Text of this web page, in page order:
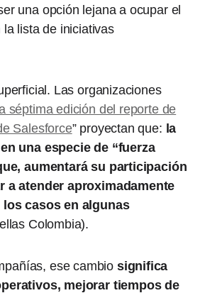
una opción lejana a ocupar el
lista de iniciativas
Las organizaciones
séptima edición del reporte de
Salesforce” proyectan que: la
una especie de “fuerza
aumentará su participación
a atender aproximadamente
los casos en algunas
Colombia).
ese cambio significa
mejorar tiempos de